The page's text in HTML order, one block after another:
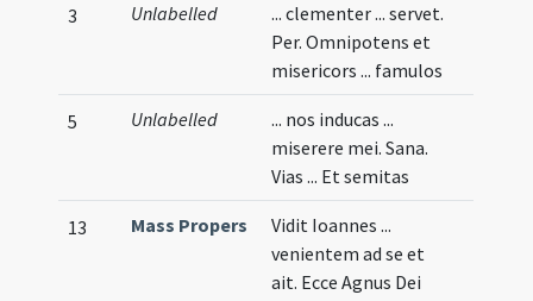
3 Unlabelled
... clementer ... servet.
Per. Omnipotens et
misericors ... famulos
5 Unlabelled
... nos inducas ...
miserere mei. Sana.
Vias ... Et semitas
13 Mass Propers
Vidit Ioannes ...
venientem ad se et
ait. Ecce Agnus Dei